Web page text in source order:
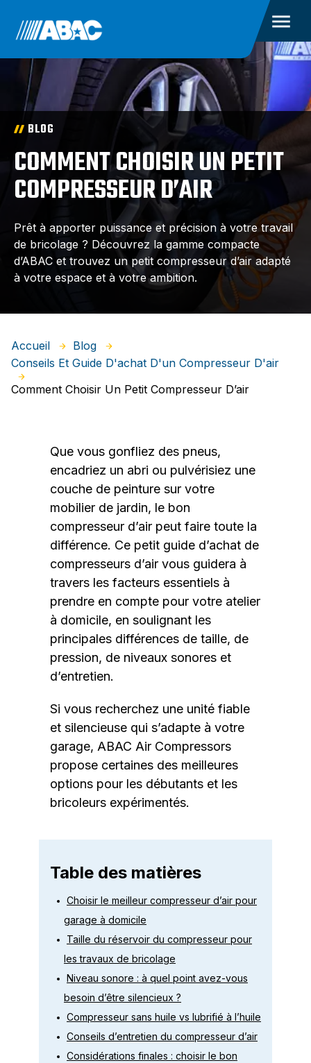
BLOG
COMMENT CHOISIR UN PETIT
COMPRESSEUR D’AIR
Prêt à apporter puissance et précision à votre travail
de bricolage ? Découvrez la gamme compacte
d’ABAC et trouvez un petit compresseur d’air adapté
à votre espace et à votre ambition.
Accueil
Blog
Conseils Et Guide D'achat D'un Compresseur D'air
Comment Choisir Un Petit Compresseur D’air
Que vous gonfliez des pneus,
encadriez un abri ou pulvérisiez une
couche de peinture sur votre
mobilier de jardin, le bon
compresseur d’air peut faire toute la
différence. Ce petit guide d’achat de
compresseurs d’air vous guidera à
travers les facteurs essentiels à
prendre en compte pour votre atelier
à domicile, en soulignant les
principales différences de taille, de
pression, de niveaux sonores et
d’entretien.
Si vous recherchez une unité fiable
et silencieuse qui s’adapte à votre
garage, ABAC Air Compressors
propose certaines des meilleures
options pour les débutants et les
bricoleurs expérimentés.
Table des matières
Choisir le meilleur compresseur d’air pour
garage à domicile
Taille du réservoir du compresseur pour
les travaux de bricolage
Niveau sonore : à quel point avez-vous
besoin d’être silencieux ?
Compresseur sans huile vs lubrifié à l’huile
Conseils d’entretien du compresseur d’air
Considérations finales : choisir le bon